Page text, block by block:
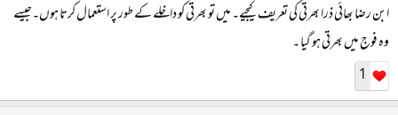
ابن رضا بھائی ذرا بھرتی کی تعریف کیجیے۔ میں تو بھرتی کو داخلے کے طور پر استعمال کرتا ہوں۔جیسے
وہ فوج میں بھرتی ہو گیا ۔
1